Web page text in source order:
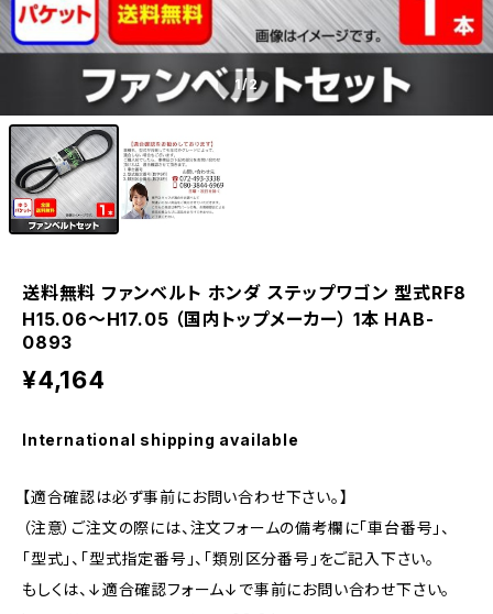
1/2
送料無料 ファンベルト ホンダ ステップワゴン 型式RF8
H15.06～H17.05 （国内トップメーカー） 1本 HAB-
0893
¥4,164
International shipping available
【適合確認は必ず事前にお問い合わせ下さい。】
（注意）ご注文の際には、注文フォームの備考欄に「車台番号」、
「型式」、「型式指定番号」、「類別区分番号」をご記入下さい。
もしくは、↓適合確認フォーム↓で事前にお問い合わせ下さい。